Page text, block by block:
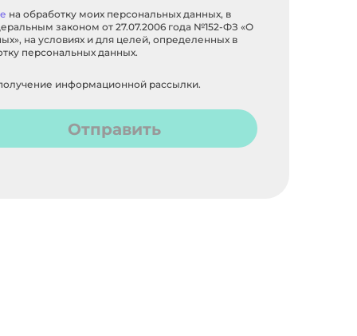
на обработку моих персональных данных, в
законом от 27.07.2006 года №152-ФЗ «О
на условиях и для целей, определенных в
персональных данных.
информационной рассылки.
Отправить